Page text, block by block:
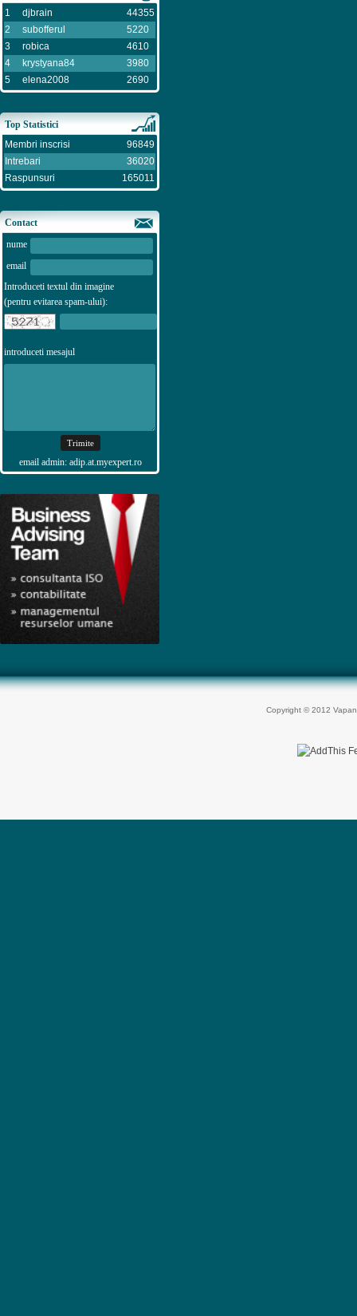
1
djbrain
44355
2
subofferul
5220
3
robica
4610
4
krystyana84
3980
5
elena2008 2690
Top Statistici
Membri inscrisi
96849
Intrebari
36020
Raspunsuri
165011
Contact
nume
email
Introduceti textul din imagine
(pentru evitarea spam-ului):
introduceti mesajul
email admin: adip.at.myexpert.ro
Copyright © 2012